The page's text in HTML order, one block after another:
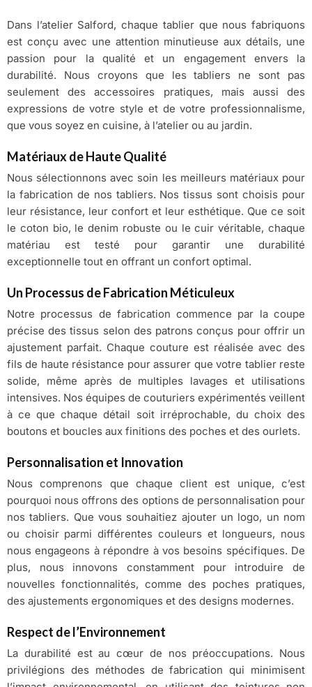
Dans l’atelier Salford, chaque tablier que nous fabriquons
est conçu avec une attention minutieuse aux détails, une
passion pour la qualité et un engagement envers la
durabilité. Nous croyons que les tabliers ne sont pas
seulement des accessoires pratiques, mais aussi des
expressions de votre style et de votre professionnalisme,
que vous soyez en cuisine, à l’atelier ou au jardin.
Matériaux de Haute Qualité
Nous sélectionnons avec soin les meilleurs matériaux pour
la fabrication de nos tabliers. Nos tissus sont choisis pour
leur résistance, leur confort et leur esthétique. Que ce soit
le coton bio, le denim robuste ou le cuir véritable, chaque
matériau est testé pour garantir une durabilité
exceptionnelle tout en offrant un confort optimal.
Un Processus de Fabrication Méticuleux
Notre processus de fabrication commence par la coupe
précise des tissus selon des patrons conçus pour offrir un
ajustement parfait. Chaque couture est réalisée avec des
fils de haute résistance pour assurer que votre tablier reste
solide, même après de multiples lavages et utilisations
intensives. Nos équipes de couturiers expérimentés veillent
à ce que chaque détail soit irréprochable, du choix des
boutons et boucles aux finitions des poches et des ourlets.
Personnalisation et Innovation
Nous comprenons que chaque client est unique, c’est
pourquoi nous offrons des options de personnalisation pour
nos tabliers. Que vous souhaitiez ajouter un logo, un nom
ou choisir parmi différentes couleurs et longueurs, nous
nous engageons à répondre à vos besoins spécifiques. De
plus, nous innovons constamment pour introduire de
nouvelles fonctionnalités, comme des poches pratiques,
des ajustements ergonomiques et des designs modernes.
Respect de l’Environnement
La durabilité est au cœur de nos préoccupations. Nous
privilégions des méthodes de fabrication qui minimisent